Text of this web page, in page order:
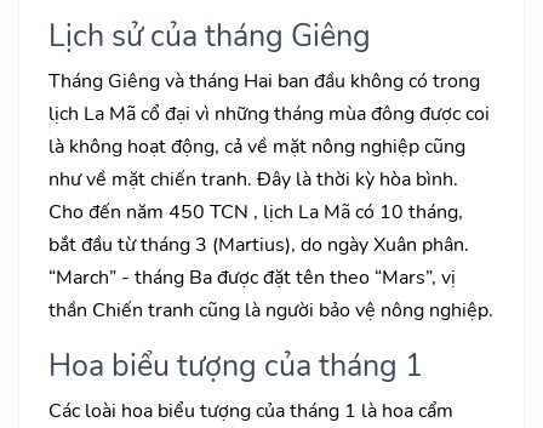
Lịch sử của tháng Giêng
Tháng Giêng và tháng Hai ban đầu không có trong
lịch La Mã cổ đại vì những tháng mùa đông được coi
là không hoạt động, cả về mặt nông nghiệp cũng
như về mặt chiến tranh. Đây là thời kỳ hòa bình.
Cho đến năm 450 TCN , lịch La Mã có 10 tháng,
bắt đầu từ tháng 3 (Martius), do ngày Xuân phân.
“March” - tháng Ba được đặt tên theo “Mars”, vị
thần Chiến tranh cũng là người bảo vệ nông nghiệp.
Hoa biểu tượng của tháng 1
Các loài hoa biểu tượng của tháng 1 là hoa cẩm